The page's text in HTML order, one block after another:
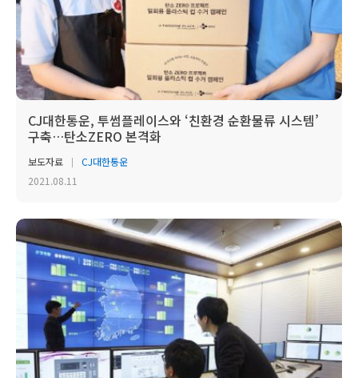
CJ대한통운, 투썸플레이스와 ‘친환경 순환물류 시스템’
구축…탄소ZERO 본격화
보도자료
CJ대한통운
2021.08.11